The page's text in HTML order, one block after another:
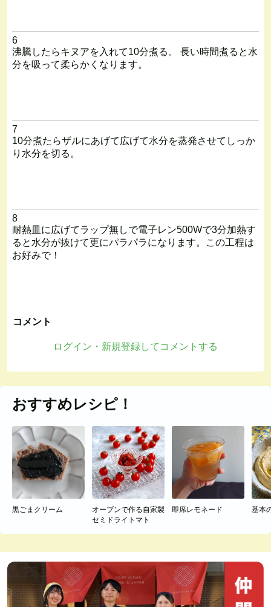
6
沸騰したらキヌアを入れて10分煮る。 長い時間煮ると水
分を吸って柔らかくなります。
7
10分煮たらザルにあげて広げて水分を蒸発させてしっか
り水分を切る。
8
耐熱皿に広げてラップ無しで電子レン500Wで3分加熱す
ると水分が抜けて更にパラパラになります。この工程は
お好みで！
コメント
ログイン・新規登録してコメントする
おすすめレシピ！
黒ごまクリーム
オーブンで作る自家製
セミドライトマト
即席レモネード 基本